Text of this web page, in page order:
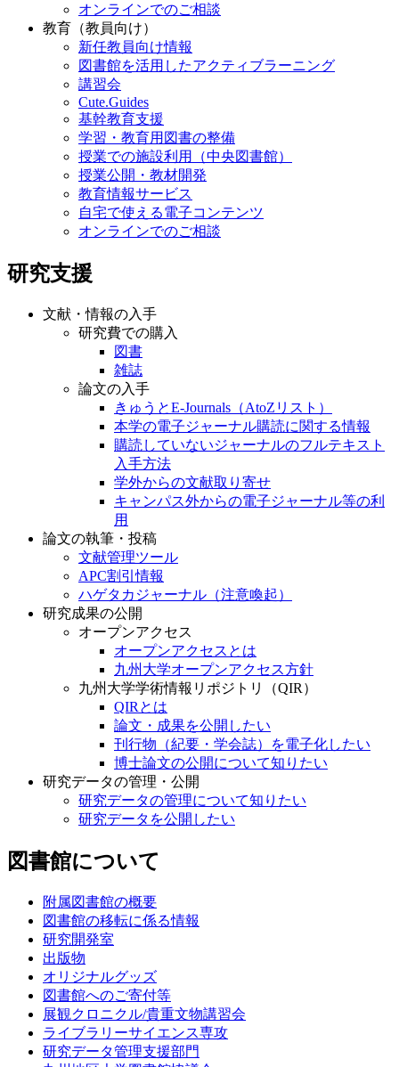
オンラインでのご相談
教育（教員向け）
新任教員向け情報
図書館を活用したアクティブラーニング
講習会
Cute.Guides
基幹教育支援
学習・教育用図書の整備
授業での施設利用（中央図書館）
授業公開・教材開発
教育情報サービス
自宅で使える電子コンテンツ
オンラインでのご相談
研究支援
文献・情報の入手
研究費での購入
図書
雑誌
論文の入手
きゅうとE-Journals（AtoZリスト）
本学の電子ジャーナル購読に関する情報
購読していないジャーナルのフルテキスト
入手方法
学外からの文献取り寄せ
キャンパス外からの電子ジャーナル等の利
用
論文の執筆・投稿
文献管理ツール
APC割引情報
ハゲタカジャーナル（注意喚起）
研究成果の公開
オープンアクセス
オープンアクセスとは
九州大学オープンアクセス方針
九州大学学術情報リポジトリ（QIR）
QIRとは
論文・成果を公開したい
刊行物（紀要・学会誌）を電子化したい
博士論文の公開について知りたい
研究データの管理・公開
研究データの管理について知りたい
研究データを公開したい
図書館について
附属図書館の概要
図書館の移転に係る情報
研究開発室
出版物
オリジナルグッズ
図書館へのご寄付等
展観クロニクル/貴重文物講習会
ライブラリーサイエンス専攻
研究データ管理支援部門